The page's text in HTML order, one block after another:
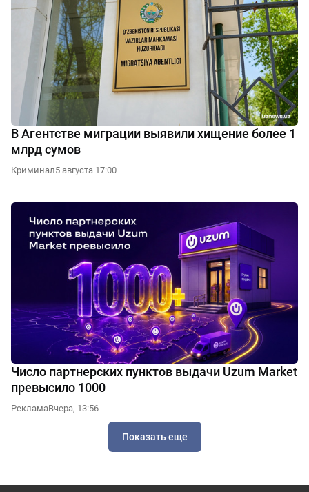
В Агентстве миграции выявили хищение более 1
млрд сумов
Криминал5 августа 17:00
Число партнерских пунктов выдачи Uzum Market
превысило 1000
РекламаВчера, 13:56
Показать еще